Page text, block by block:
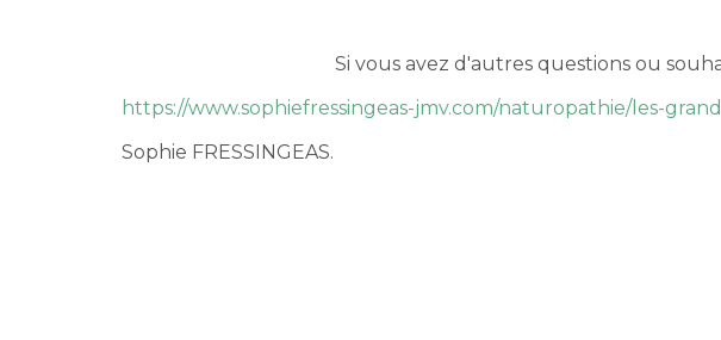
Si vous avez d'autres questions ou
https://www.sophiefressingeas-jmv.com/naturopathie/les-
Sophie FRESSINGEAS.